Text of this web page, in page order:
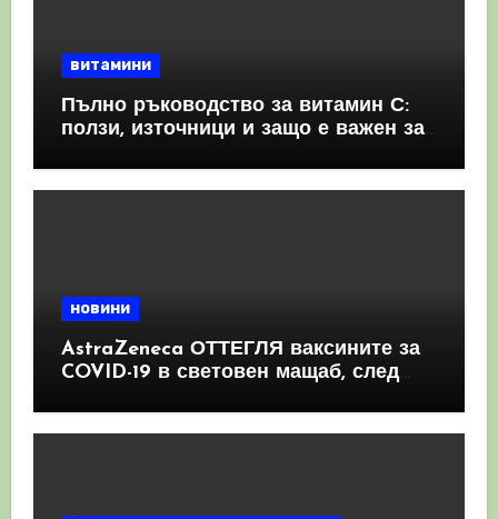
витамини
Пълно ръководство за витамин С:
ползи, източници и защо е важен за
новини
AstraZeneca ОТТЕГЛЯ ваксините за
COVID-19 в световен мащаб, след
КРЪВНИ съсиреци